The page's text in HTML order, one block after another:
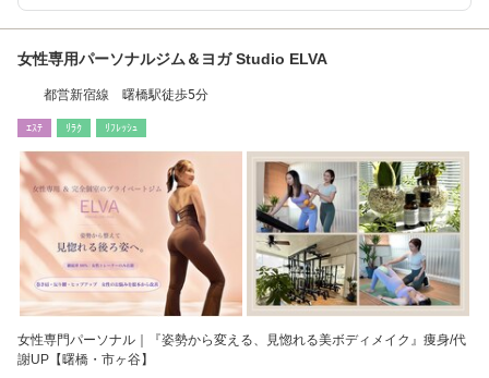
女性専用パーソナルジム＆ヨガ Studio ELVA
都営新宿線 曙橋駅徒歩5分
ｴｽﾃ ﾘﾗｸ ﾘﾌﾚｯｼｭ
女性専門パーソナル｜『姿勢から変える、見惚れる美ボディメイク』痩身/代
謝UP【曙橋・市ヶ谷】